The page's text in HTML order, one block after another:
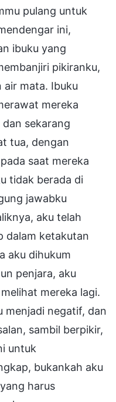
pulang untuk
ini,
ibuku yang
pikiranku,
air mata. Ibuku
mereka
sekarang
tua, dengan
saat mereka
tidak berada di
jawabku
aku telah
dalam ketakutan
aku dihukum
penjara, aku
mereka lagi.
menjadi negatif, dan
sambil berpikir,
untuk
bukankah aku
harus